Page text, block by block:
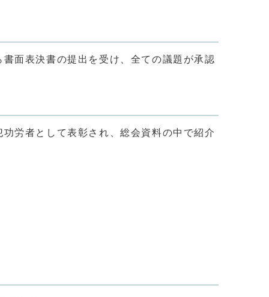
面表決書の提出を受け、全ての議題が承認
労者として表彰され、総会資料の中で紹介